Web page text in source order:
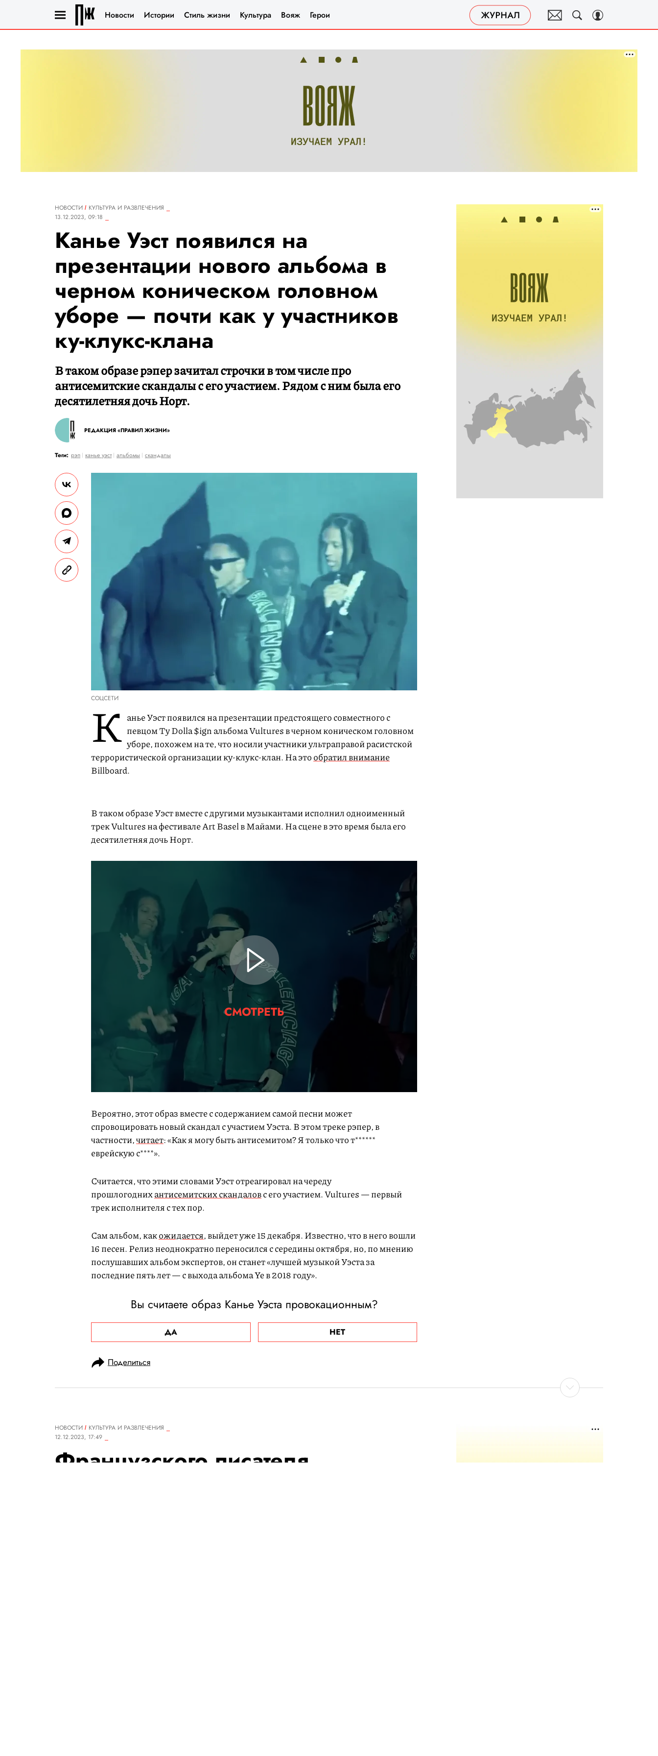
Новости Истории Стиль жизни Культура Вояж Герои
НОВОСТИ
КУЛЬТУРА И РАЗВЛЕЧЕНИЯ
13.12.2023, 09:18
Канье Уэст появился на
презентации нового альбома в
черном коническом головном
уборе — почти как у участников
ку-клукс-клана
В таком образе рэпер зачитал строчки в том числе про
антисемитские скандалы с его участием. Рядом с ним была его
десятилетняя дочь Норт.
РЕДАКЦИЯ «ПРАВИЛ ЖИЗНИ»
Теги: рэп канье уэст альбомы скандалы
СОЦСЕТИ
К анье Уэст появился на презентации предстоящего совместного с
певцом Ty Dolla $ign альбома Vultures в черном коническом головном
уборе, похожем на те, что носили участники ультраправой расистской
террористической организации ку-клукс-клан. На этообратил внимание
Billboard.
В таком образе Уэст вместе с другими музыкантами исполнил одноименный
трек Vultures на фестивале Art Basel в Майами. На сцене в это время была его
десятилетняя дочь Норт.
СМОТРЕТЬ
Вероятно, этот образ вместе с содержанием самой песни может
спровоцировать новый скандал с участием Уэста. В этом треке рэпер, в
частности,читает: «Как я могу быть антисемитом? Я только что т******
еврейскую с****».
Считается, что этими словами Уэст отреагировал на череду
прошлогоднихантисемитских скандаловс его участием. Vultures — первый
трек исполнителя с тех пор.
Сам альбом, какожидается, выйдет уже 15 декабря. Известно, что в него вошли
16 песен. Релиз неоднократно переносился с середины октября, но, по мнению
послушавших альбом экспертов, он станет «лучшей музыкой Уэста за
последние пять лет — с выхода альбома Ye в 2018 году».
Вы считаете образ Канье Уэста провокационным?
ДА НЕТ
Поделиться
НОВОСТИ
КУЛЬТУРА И РАЗВЛЕЧЕНИЯ
12.12.2023, 17:49
Французского писателя